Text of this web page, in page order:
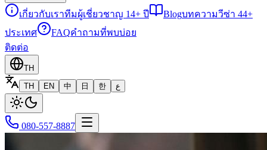
เกี่ยวกับเราทีมผู้เชี่ยวชาญ 14+ ปี Blogบทความวีซ่า 44+
ประเทศ
FAQคำถามที่พบบ่อย
ติดต่อ
TH
TH
EN 中 日 한 ع
080-557-8887